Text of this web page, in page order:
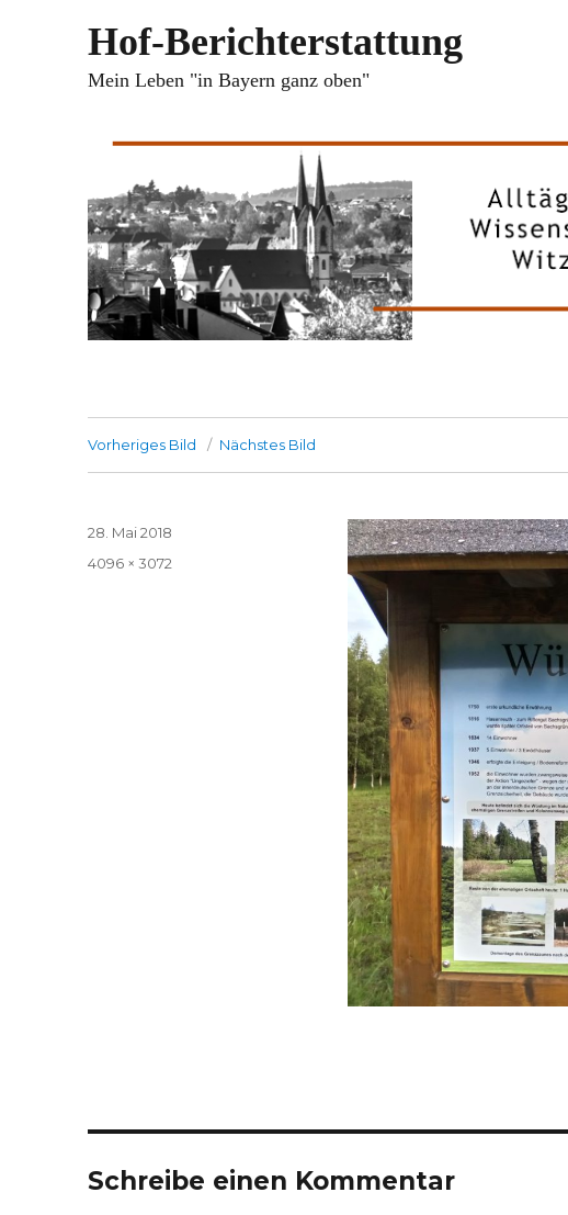
Hof-Berichterstattung
Mein Leben "in Bayern ganz oben"
Vorheriges Bild Nächstes Bild
Veröffentlicht
28. Mai 2018
Volle
4096 × 3072
Schreibe einen Kommentar